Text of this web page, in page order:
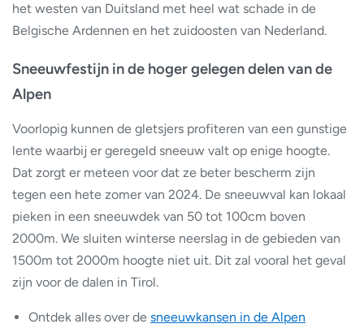
het westen van Duitsland met heel wat schade in de
Belgische Ardennen en het zuidoosten van Nederland.
Sneeuwfestijn in de hoger gelegen delen van de
Alpen
Voorlopig kunnen de gletsjers profiteren van een gunstige
lente waarbij er geregeld sneeuw valt op enige hoogte.
Dat zorgt er meteen voor dat ze beter bescherm zijn
tegen een hete zomer van 2024. De sneeuwval kan lokaal
pieken in een sneeuwdek van 50 tot 100cm boven
2000m. We sluiten winterse neerslag in de gebieden van
1500m tot 2000m hoogte niet uit. Dit zal vooral het geval
zijn voor de dalen in Tirol.
Ontdek alles over de sneeuwkansen in de Alpen